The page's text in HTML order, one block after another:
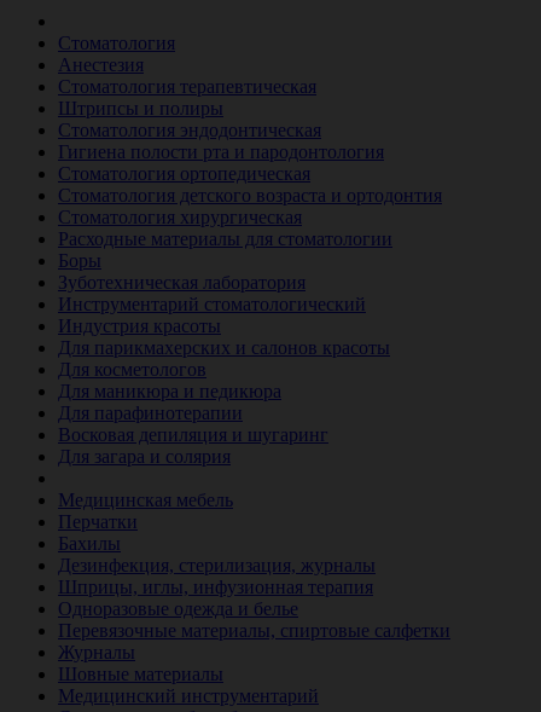
Стоматология
Анестезия
Стоматология терапевтическая
Штрипсы и полиры
Стоматология эндодонтическая
Гигиена полости рта и пародонтология
Стоматология ортопедическая
Стоматология детского возраста и ортодонтия
Стоматология хирургическая
Расходные материалы для стоматологии
Боры
Зуботехническая лаборатория
Инструментарий стоматологический
Индустрия красоты
Для парикмахерских и салонов красоты
Для косметологов
Для маникюра и педикюра
Для парафинотерапии
Восковая депиляция и шугаринг
Для загара и солярия
Медицинская мебель
Перчатки
Бахилы
Дезинфекция, стерилизация, журналы
Шприцы, иглы, инфузионная терапия
Одноразовые одежда и белье
Перевязочные материалы, спиртовые салфетки
Журналы
Шовные материалы
Медицинский инструментарий